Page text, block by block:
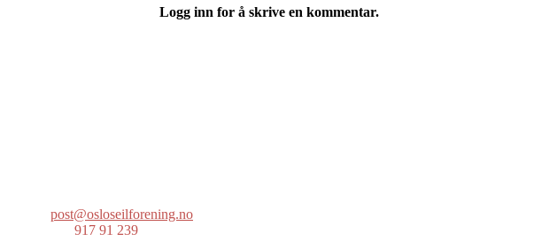
Logg inn for å skrive en kommentar.
post@osloseilforening.no
917 91 239